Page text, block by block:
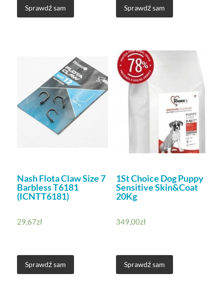
Sprawdź sam Sprawdź sam
Nash Flota Claw Size 7
Barbless T6181
(ICNTT6181)
29,67zł
Sprawdź sam
1St Choice Dog Puppy
Sensitive Skin&Coat
20Kg
349,00zł
Sprawdź sam